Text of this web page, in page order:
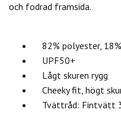
och fodrad framsida.
82% polyester,
UPF50+
Lågt skuren rygg
Cheeky fit, högt
Tvättråd: Fintvätt